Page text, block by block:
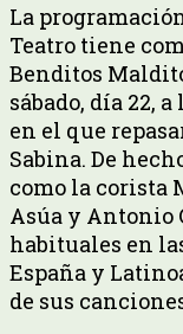
La
Teatro tiene
Benditos
sábado, día 22,
en el que
Sabina. De
como la corista
Asúa y Antonio
habituales en
España y
de sus